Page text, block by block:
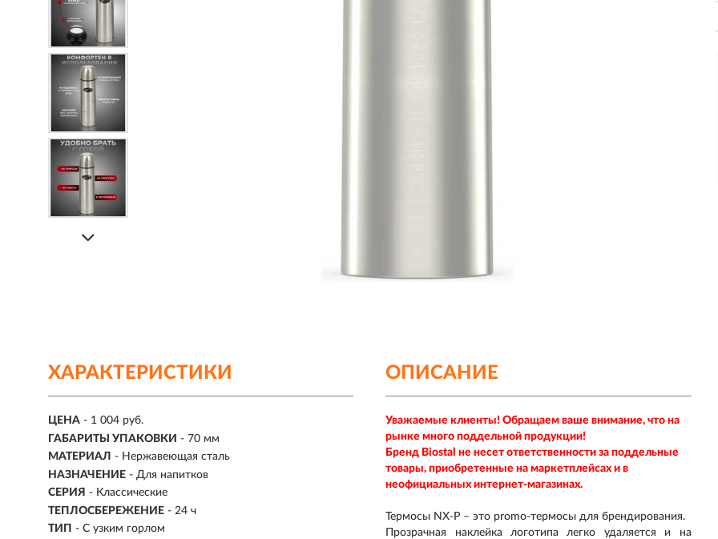
ХАРАКТЕРИСТИКИ
ЦЕНА - 1 004 руб.
ГАБАРИТЫ УПАКОВКИ - 70 мм
МАТЕРИАЛ - Нержавеющая сталь
НАЗНАЧЕНИЕ - Для напитков
СЕРИЯ - Классические
ТЕПЛОСБЕРЕЖЕНИЕ - 24 ч
ТИП - С узким горлом
ОПИСАНИЕ
Уважаемые клиенты! Обращаем ваше внимание, что на
рынке много поддельной продукции!
Бренд Biostal не несет ответственности за поддельные
товары, приобретенные на маркетплейсах и в
неофициальных интернет-магазинах.
Термосы NX-P – это promo-термосы для брендирования.
Прозрачная наклейка логотипа легко удаляется и на